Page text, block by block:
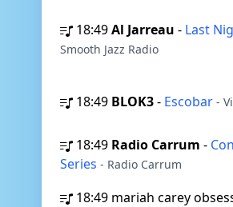
18:49Al Jarreau - Last
Smooth Jazz Radio
18:49 BLOK3- Escobar -
18:49 Radio Carrum -
Series - Radio Carrum
18:49 mariah carey